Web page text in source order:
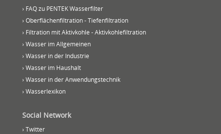
› FAQ zu PENTEK Wasserfilter
› Oberflächenfiltration - Tiefenfiltration
› Filtration mit Aktivkohle - Aktivkohlefiltration
› Wasser im Allgemeinen
› Wasser in der Industrie
› Wasser im Haushalt
› Wasser in der Anwendungstechnik
› Wasserlexikon
Social Network
› Twitter